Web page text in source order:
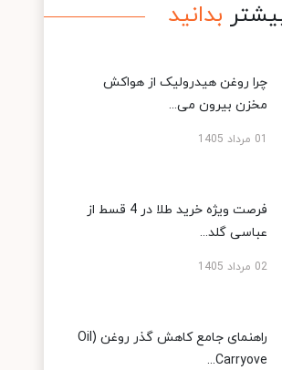
بدانید
چرا روغن هیدرولیک از هواکش
مخزن بیرون می...
01 مرداد 1405
فرصت ویژه خرید طلا در 4 قسط از
عباسی گلد...
02 مرداد 1405
راهنمای جامع کاهش گذر روغن (Oil
Carryove...